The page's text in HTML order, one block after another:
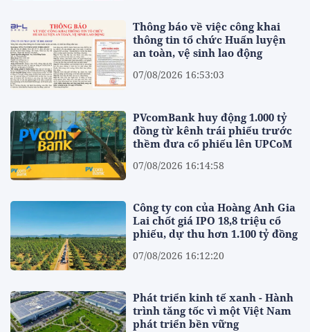
Thông báo về việc công khai
thông tin tổ chức Huấn luyện
an toàn, vệ sinh lao động
07/08/2026 16:53:03
PVcomBank huy động 1.000 tỷ
đồng từ kênh trái phiếu trước
thềm đưa cổ phiếu lên UPCoM
07/08/2026 16:14:58
Công ty con của Hoàng Anh Gia
Lai chốt giá IPO 18,8 triệu cổ
phiếu, dự thu hơn 1.100 tỷ đồng
07/08/2026 16:12:20
Phát triển kinh tế xanh - Hành
trình tăng tốc vì một Việt Nam
phát triển bền vững